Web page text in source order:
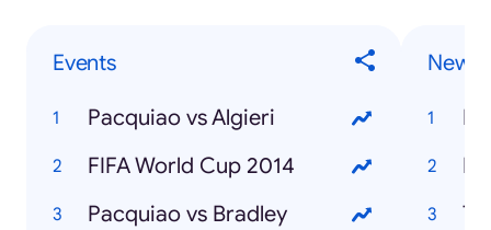
Events
Pacquiao vs Algieri
FIFA World Cup 2014
Pacquiao vs Bradley
News